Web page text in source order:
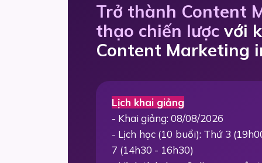
Trở thành Content
thạo chiến lược với
Content Marketing
Lịch khai giảng
- Khai giảng: 08/08/2026
- Lịch học (10 buổi): Thứ 3
7 (14h30 - 16h30)